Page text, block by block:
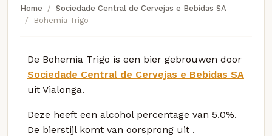
Home
Sociedade Central de Cervejas e Bebidas SA
Bohemia Trigo
De Bohemia Trigo is een bier gebrouwen door
Sociedade Central de Cervejas e Bebidas SA
uit Vialonga.
Deze heeft een alcohol percentage van 5.0%.
De bierstijl komt van oorsprong uit .